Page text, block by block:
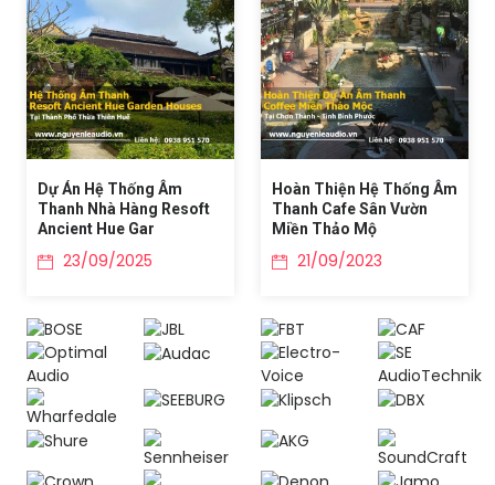
Dự Án Hệ Thống Âm
Thanh Nhà Hàng Resoft
Ancient Hue Gar
23/09/2025
Hoàn Thiện Hệ Thống Âm
Thanh Cafe Sân Vườn
Miền Thảo Mộ
21/09/2023